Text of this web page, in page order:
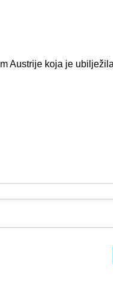
Austrije koja je